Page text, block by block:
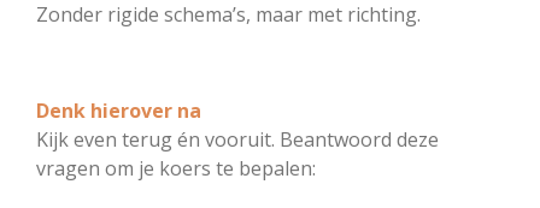
Zonder rigide schema’s, maar met richting.
Denk hierover na
Kijk even terug én vooruit. Beantwoord deze
vragen om je koers te bepalen: